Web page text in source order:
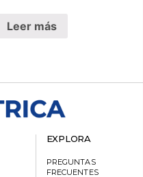
Leer más
EXPLORA
PREGUNTAS
FRECUENTES